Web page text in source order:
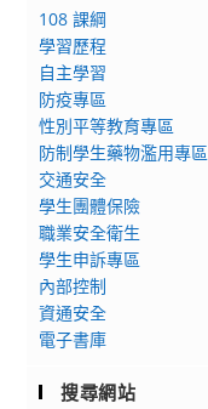
108 課綱
學習歷程
自主學習
防疫專區
性別平等教育專區
防制學生藥物濫用專區
交通安全
學生團體保險
職業安全衛生
學生申訴專區
內部控制
資通安全
電子書庫
搜尋網站